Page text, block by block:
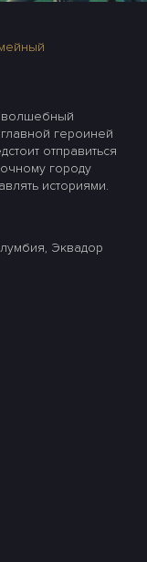
волшебный
героиней
отправиться
городу
историями.
Эквадор